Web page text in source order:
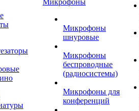
Микрофоны
Микрофоны
шнуровые
Микрофоны
беспроводные
(радиосистемы)
Микрофоны для
конференций